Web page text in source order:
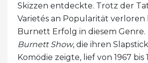
Skizzen entdeckte. Trotz der
Varietés an Popularität verloren
Burnett Erfolg in diesem Genre.
Burnett Show, die ihren
Komödie zeigte, lief von 1967 bis